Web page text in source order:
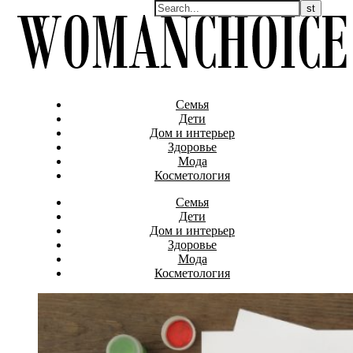
Семья
Дети
Дом и интерьер
Здоровье
Мода
Косметология
Семья
Дети
Дом и интерьер
Здоровье
Мода
Косметология